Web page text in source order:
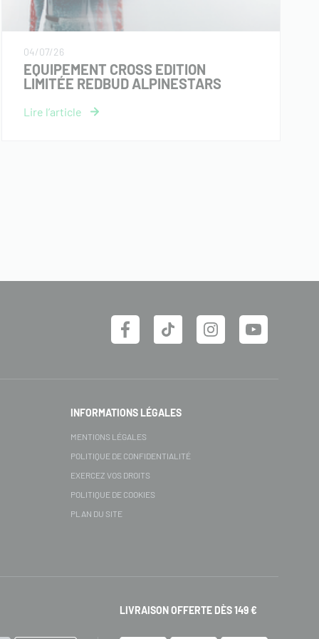
04/07/26
EQUIPEMENT CROSS EDITION
LIMITÉE REDBUD ALPINESTARS
INFORMATIONS LÉGALES
MENTIONS LÉGALES
POLITIQUE DE CONFIDENTIALITÉ
EXERCEZ VOS DROITS
POLITIQUE DE COOKIES
PLAN DU SITE
LIVRAISON OFFERTE DÈS 149 €